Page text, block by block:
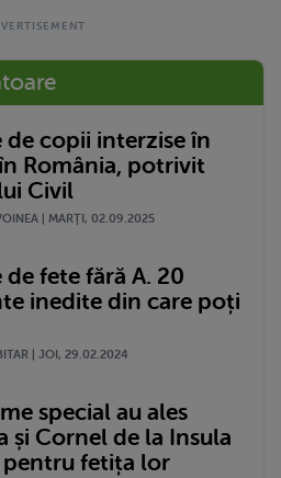
de copii interzise în
România, potrivit
Civil
| MARŢI, 02.09.2025
de fete fără A. 20
inedite din care poți
| JOI, 29.02.2024
special au ales
și Cornel de la Insula
fetița lor